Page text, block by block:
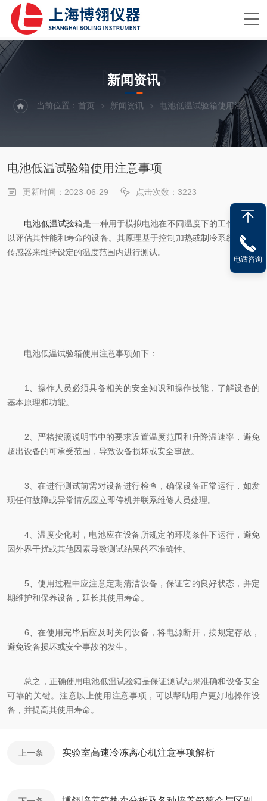
NEWS
新闻资讯
当前位置：首页 新闻资讯 电池低温试验箱使用注意事项
电池低温试验箱使用注意事项
更新时间：2023-06-29 点击次数：3223
电池低温试验箱是一种用于模拟电池在不同温度下的工作环境，
以评估其性能和寿命的设备。其原理基于控制加热或制冷系统和温度
传感器来维持设定的温度范围内进行测试。
电池低温试验箱使用注意事项如下：
1、操作人员必须具备相关的安全知识和操作技能，了解设备的
基本原理和功能。
2、严格按照说明书中的要求设置温度范围和升降温速率，避免
超出设备的可承受范围，导致设备损坏或安全事故。
3、在进行测试前需对设备进行检查，确保设备正常运行，如发
现任何故障或异常情况应立即停机并联系维修人员处理。
4、温度变化时，电池应在设备所规定的环境条件下运行，避免
因外界干扰或其他因素导致测试结果的不准确性。
5、使用过程中应注意定期清洁设备，保证它的良好状态，并定
期维护和保养设备，延长其使用寿命。
6、在使用完毕后应及时关闭设备，将电源断开，按规定存放，
避免设备损坏或安全事故的发生。
总之，正确使用电池低温试验箱是保证测试结果准确和设备安全
可靠的关键。注意以上使用注意事项，可以帮助用户更好地操作设
备，并提高其使用寿命。
上一条 实验室高速冷冻离心机注意事项解析
电话咨询